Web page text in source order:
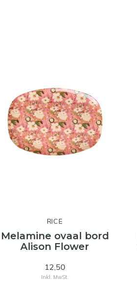
RICE
Melamine ovaal bord
Alison Flower
12,50
Inkl. MwSt.